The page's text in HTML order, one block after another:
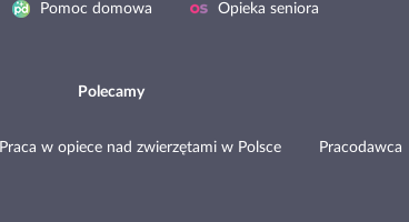
Pomoc domowa Opieka seniora
Polecamy
Praca w opiece nad zwierzętami w Polsce Pracodawca